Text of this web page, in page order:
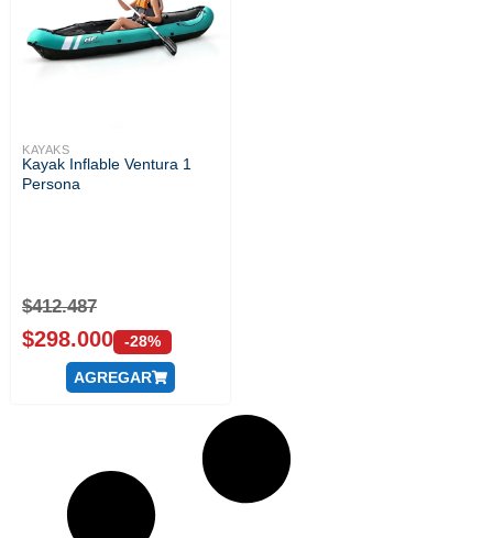
KAYAKS
Kayak Inflable Ventura 1
Persona
$412.487
$298.000 -28%
AGREGAR